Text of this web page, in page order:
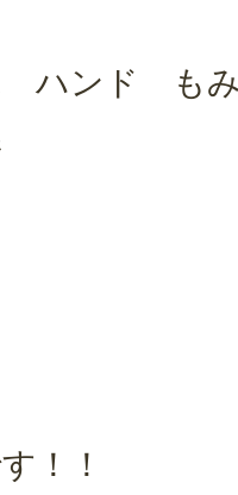
ハンド も
！！